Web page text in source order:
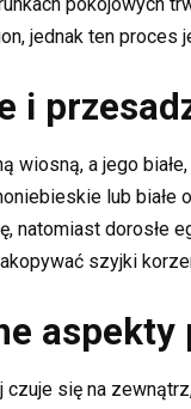
jednak ten proces
i
wiosną, a jego
lub białe
natomiast dorosłe
szyjki
aspekty
czuje się na